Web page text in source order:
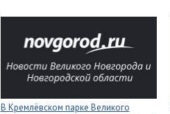
В Кремлёвском парке Великого